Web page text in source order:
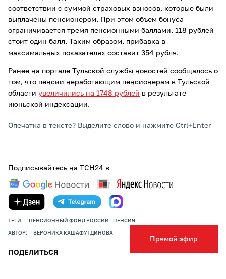
Прямой эфир
соответствии с суммой страховых взносов, которые были
выплачены пенсионером. При этом объем бонуса
ограничивается тремя пенсионными баллами. 118 рублей
стоит один балл. Таким образом, прибавка в
максимальных показателях составит 354 рубля.
Ранее на портале Тульской службы новостей сообщалось о
том, что пенсии неработающим пенсионерам в Тульской
области увеличились на 1748 рублей в результате
июньской индексации.
Опечатка в тексте? Выделите слово и нажмите Ctrl+Enter
Подписывайтесь на ТСН24 в
ТЕГИ: ПЕНСИОННЫЙ ФОНД РОССИИ ПЕНСИЯ
АВТОР: ВЕРОНИКА КАШАФУТДИНОВА
ПОДЕЛИТЬСЯ